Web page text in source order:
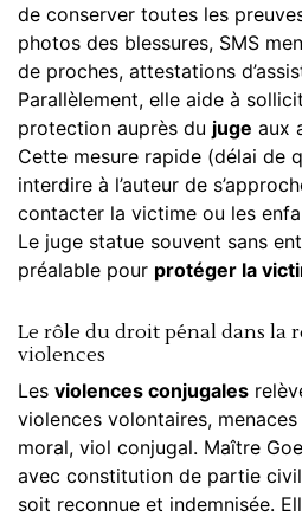
de conserver toutes les
photos des blessures, SMS
de proches, attestations
Parallèlement, elle aide à
protection auprès du juge aux
Cette mesure rapide (délai de
interdire à l’auteur de
contacter la victime ou les
Le juge statue souvent sans
préalable pour protéger la
Le rôle du droit pénal dans la
violences
Les violences conjugales
violences volontaires,
moral, viol conjugal. Maître
avec constitution de partie
soit reconnue et indemnisée.